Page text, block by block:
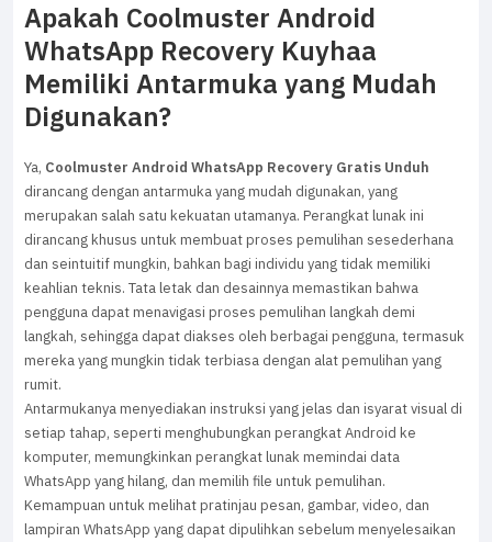
Apakah Coolmuster Android
WhatsApp Recovery Kuyhaa
Memiliki Antarmuka yang Mudah
Digunakan?
Ya, Coolmuster Android WhatsApp Recovery Gratis Unduh
dirancang dengan antarmuka yang mudah digunakan, yang
merupakan salah satu kekuatan utamanya. Perangkat lunak ini
dirancang khusus untuk membuat proses pemulihan sesederhana
dan seintuitif mungkin, bahkan bagi individu yang tidak memiliki
keahlian teknis. Tata letak dan desainnya memastikan bahwa
pengguna dapat menavigasi proses pemulihan langkah demi
langkah, sehingga dapat diakses oleh berbagai pengguna, termasuk
mereka yang mungkin tidak terbiasa dengan alat pemulihan yang
rumit.
Antarmukanya menyediakan instruksi yang jelas dan isyarat visual di
setiap tahap, seperti menghubungkan perangkat Android ke
komputer, memungkinkan perangkat lunak memindai data
WhatsApp yang hilang, dan memilih file untuk pemulihan.
Kemampuan untuk melihat pratinjau pesan, gambar, video, dan
lampiran WhatsApp yang dapat dipulihkan sebelum menyelesaikan